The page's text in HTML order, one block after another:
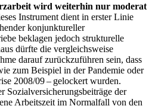
wird weiterhin nur moderat
Instrument dient in erster Linie
konjunktureller
beklagen jedoch strukturelle
dürfte die vergleichsweise
darauf zurückzuführen sein, dass
zum Beispiel in der Pandemie oder
2008/09 – gelockert wurden.
Sozialversicherungsbeiträge der
Arbeitszeit im Normalfall von den